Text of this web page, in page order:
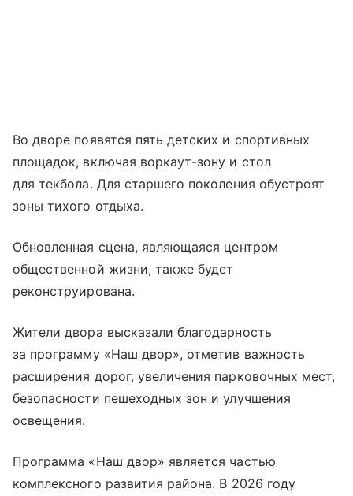
Во дворе появятся пять детских и спортивных
площадок, включая воркаут-зону и стол
для текбола. Для старшего поколения обустроят
зоны тихого отдыха.
Обновленная сцена, являющаяся центром
общественной жизни, также будет
реконструирована.
Жители двора высказали благодарность
за программу «Наш двор», отметив важность
расширения дорог, увеличения парковочных мест,
безопасности пешеходных зон и улучшения
освещения.
Программа «Наш двор» является частью
комплексного развития района. В 2026 году